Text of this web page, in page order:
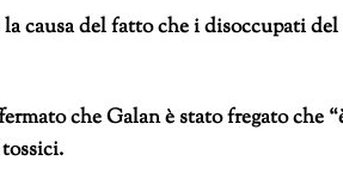
causa del fatto che i disoccupati del
che Galan è stato fregato che